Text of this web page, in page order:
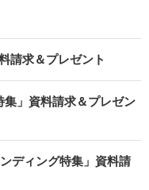
請求＆プレゼント
」資料請求＆プレゼン
ディング特集」資料請